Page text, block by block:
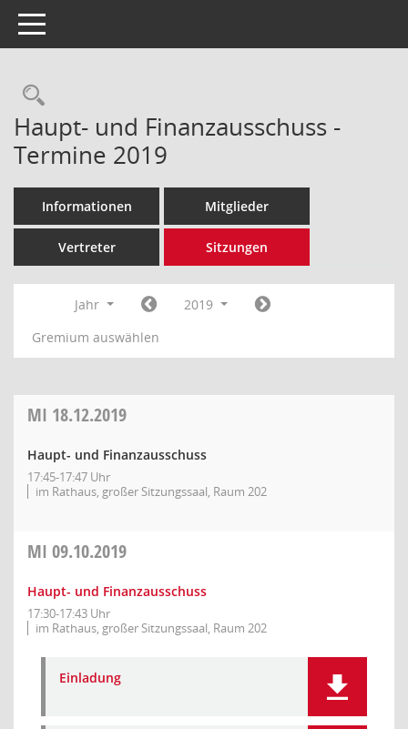
Toggle navigation
Rechercheauswahl
Haupt- und Finanzausschuss -
Termine 2019
Informationen Mitglieder
Vertreter Sitzungen
Jahr
2019
Gremium auswählen
MI 18.12.2019
Haupt- und Finanzausschuss
17:45-17:47 Uhr
im Rathaus, großer Sitzungssaal, Raum 202
MI 09.10.2019
Haupt- und Finanzausschuss
17:30-17:43 Uhr
im Rathaus, großer Sitzungssaal, Raum 202
Einladung